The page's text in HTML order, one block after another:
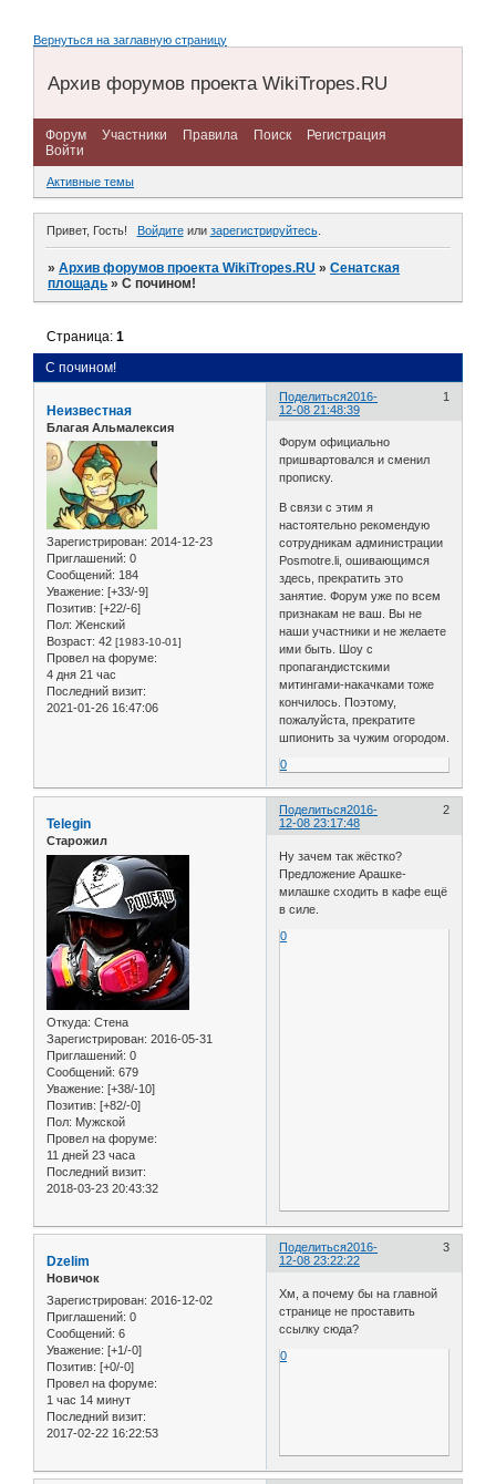
Вернуться на заглавную страницу
Архив форумов проекта WikiTropes.RU
Форум Участники Правила Поиск
Регистрация
Войти
Активные темы
Привет, Гость! Войдитеили зарегистрируйтесь.
»Архив форумов проекта WikiTropes.RU »Сенатская
площадь »С почином!
С почином!
Страница:1
Поделиться 1
2016-
12-08 21:48:39
Неизвестная
Благая Альмалексия
Зарегистрирован: 2014-12-23
Приглашений: 0
Сообщений: 184
Уважение: [+33/-9]
Позитив: [+22/-6]
Пол: Женский
Возраст: 42 [1983-10-01]
Провел на форуме:
4 дня 21 час
Последний визит:
2021-01-26 16:47:06
Форум официально
пришвартовался и сменил
прописку.
В связи с этим я
настоятельно рекомендую
сотрудникам администрации
Posmotre.li, ошивающимся
здесь, прекратить это
занятие. Форум уже по всем
признакам не ваш. Вы не
наши участники и не желаете
ими быть. Шоу с
пропагандистскими
митингами-накачками тоже
кончилось. Поэтому,
пожалуйста, прекратите
шпионить за чужим огородом.
0
Поделиться 2
2016-
12-08 23:17:48
Telegin
Старожил
Откуда: Стена
Зарегистрирован: 2016-05-31
Приглашений: 0
Сообщений: 679
Уважение: [+38/-10]
Позитив: [+82/-0]
Пол: Мужской
Провел на форуме:
11 дней 23 часа
Последний визит:
2018-03-23 20:43:32
Ну зачем так жёстко?
Предложение Арашке-
милашке сходить в кафе ещё
в силе.
0
Поделиться 3
2016-
12-08 23:22:22
Dzelim
Новичок
Зарегистрирован: 2016-12-02
Приглашений: 0
Сообщений: 6
Уважение: [+1/-0]
Позитив: [+0/-0]
Провел на форуме:
1 час 14 минут
Последний визит:
2017-02-22 16:22:53
Хм, а почему бы на главной
странице не проставить
ссылку сюда?
0